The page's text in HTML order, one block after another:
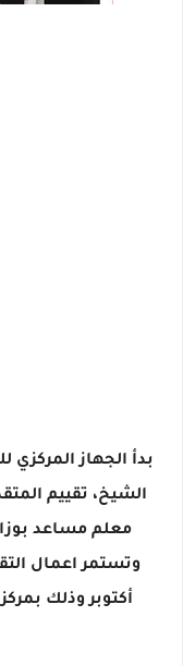
بدأ الجهاز المركزي
معلم مساعد
أكتوبر وذلك